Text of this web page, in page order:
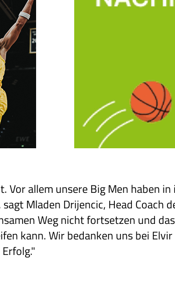
Vor allem unsere Big Men haben
Mladen Drijencic, Head Coach
Weg nicht fortsetzen und
kann. Wir bedanken uns bei